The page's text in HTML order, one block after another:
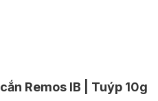
Remos IB | Tuýp 10g